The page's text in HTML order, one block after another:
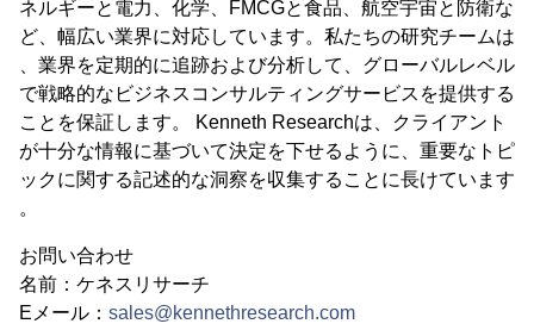
ネルギーと電力、化学、FMCGと食品、航空宇宙と防衛な
ど、幅広い業界に対応しています。私たちの研究チームは
、業界を定期的に追跡および分析して、グローバルレベル
で戦略的なビジネスコンサルティングサービスを提供する
ことを保証します。 Kenneth Researchは、クライアント
が十分な情報に基づいて決定を下せるように、重要なトピ
ックに関する記述的な洞察を収集することに長けています
。
お問い合わせ
名前：ケネスリサーチ
Eメール： sales@kennethresearch.com